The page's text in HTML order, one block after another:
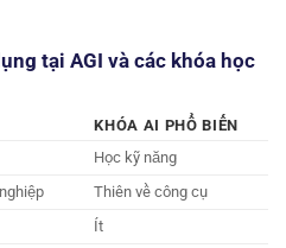
tại AGI và các khóa học
KHÓA AI PHỔ BIẾN
Học kỹ năng
Thiên về công cụ
Ít